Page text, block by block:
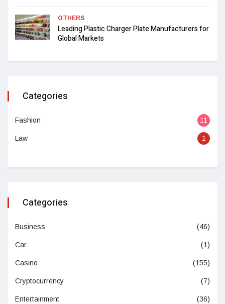
OTHERS
Leading Plastic Charger Plate Manufacturers for
Global Markets
Categories
Fashion 11
Law 1
Categories
Business (46)
Car (1)
Casino (155)
Cryptocurrency (7)
Entertainment (36)